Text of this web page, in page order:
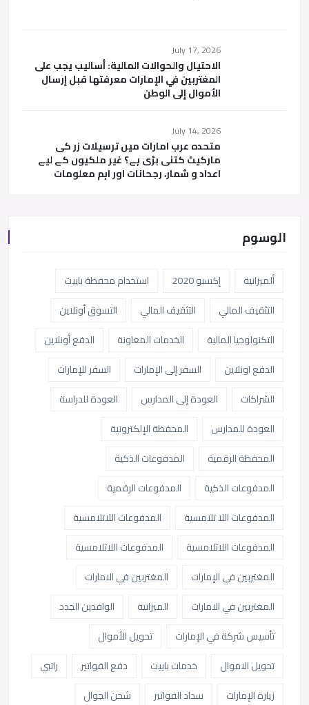
July 17, 2026
الاحتيال والحوالات المالية: أساليب يجب على
المغتربين في الإمارات معرفتها قبل إرسال
الأموال إلى الوطن
July 14, 2026
متحدہ عرب امارات میں ترسیلات زر کی
مارکیٹ کتنی بڑی ہے؟ غیر ملکیوں کے لیے
اعداد و شمار، رجحانات اور اہم معلومات
الوسوم
ألميزانية إكسبو 2020
استخدام محفظة باييت
التثقيف المالي
التثقيف المالي
التسوق أونلاين
التكنولوجيا المالية
الخدمات المعاونة
الدفع أونلاين
الدفع اونلاين
السفر إلى الإمارات
السفر للإمارات
الشراكات
العودة إلى المدارس
العودة للدراسة
العودة للمدارس
المحفظة الإلكترونية
المحفظة الرقمية
المدفوعات الذكية
المدفوعات الذكية
المدفوعات الرقمية
المدفوعات اللا تلامسية
المدفوعات اللاتلامسية
المدفوعات اللاتلامسية
المدفوعات اللاتلامسية
المغتربين في الإمارات
المغتربين في الامارات
المغتربين في الامارات
الميزانية
الوافدين الجدد
تأسيس شركة في الإمارات
تحويل الأموال
تحويل الاموال
خدمات باييت دفع الفواتير
راتبي
زيارة الإمارات
سداد الفواتير
شحن الجوال